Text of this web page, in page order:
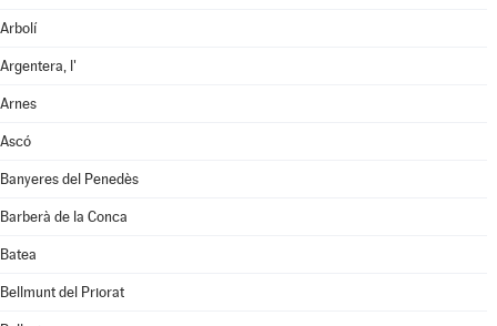
Arbolí
Argentera, l'
Arnes
Ascó
Banyeres del Penedès
Barberà de la Conca
Batea
Bellmunt del Priorat